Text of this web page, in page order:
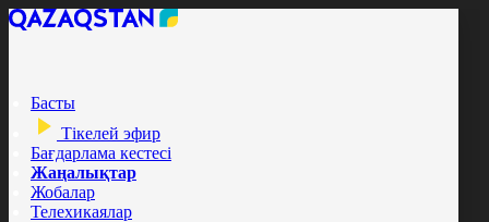
Басты
Тікелей эфир
Бағдарлама кестесі
Жаңалықтар
Жобалар
Телехикаялар